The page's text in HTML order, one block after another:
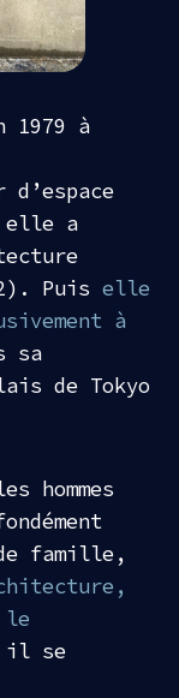
1979 à
elle a
Puis elle
à
sa
de Tokyo
hommes
famille,
le
il se